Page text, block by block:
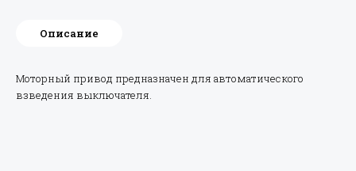
Описание
Моторный привод предназначен для автоматического
взведения выключателя.